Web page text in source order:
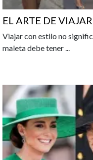
EL ARTE DE
Viajar con estilo no
maleta debe tener